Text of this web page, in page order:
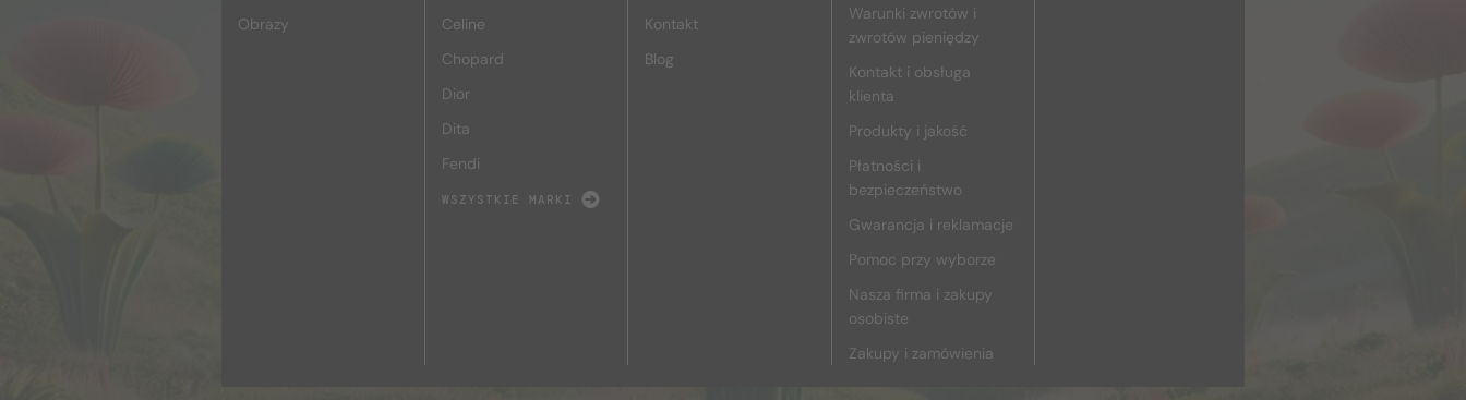
Obrazy
Celine
Chopard
Dior
Dita
Fendi
WSZYSTKIE MARKI
Kontakt
Blog
Warunki zwrotów i
zwrotów pieniędzy
Kontakt i obsługa
klienta
Produkty i jakość
Płatności i
bezpieczeństwo
Gwarancja i reklamacje
Pomoc przy wyborze
Nasza firma i zakupy
osobiste
Zakupy i zamówienia